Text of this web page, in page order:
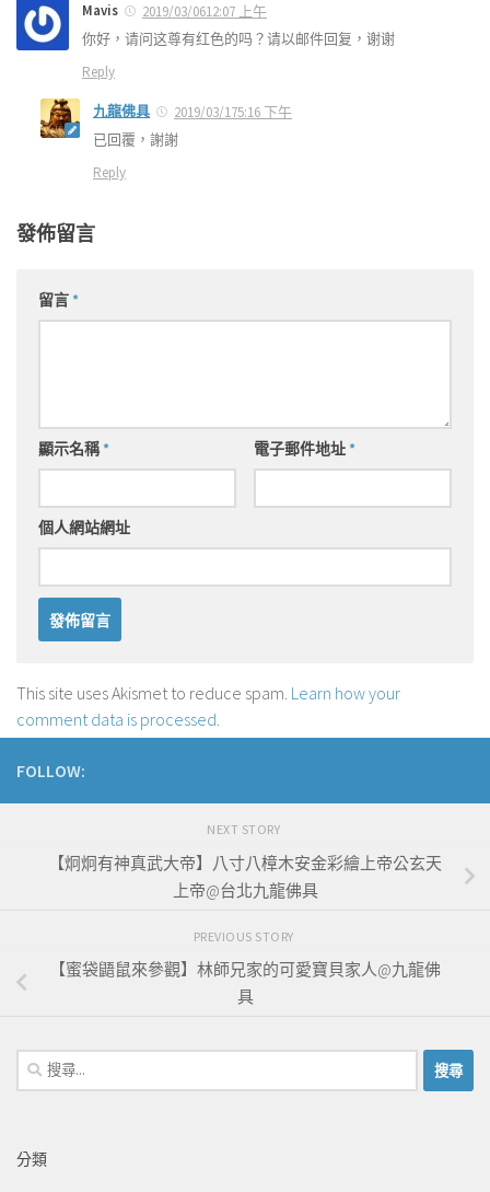
Mavis
2019/03/0612:07 上午
你好，请问这尊有红色的吗？请以邮件回复，谢谢
Reply
九龍佛具
2019/03/175:16 下午
已回覆，謝謝
Reply
發佈留言
留言*
顯示名稱* 電子郵件地址*
個人網站網址
This site uses Akismet to reduce spam. Learn how your
comment data is processed.
FOLLOW:
NEXT STORY
【炯炯有神真武大帝】八寸八樟木安金彩繪上帝公玄天
上帝@台北九龍佛具
PREVIOUS STORY
【蜜袋鼯鼠來參觀】林師兄家的可愛寶貝家人@九龍佛
具
搜
尋
字:
分類